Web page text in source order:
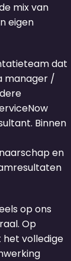
mix van
eigen
dat
manager /
Binnen
en
op ons
Op
volledige